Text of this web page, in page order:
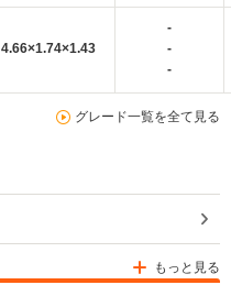
4.66×1.74×1.43
-
-
-
グレード一覧を全て見る
もっと見る